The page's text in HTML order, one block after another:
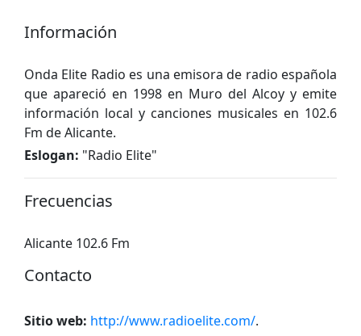
Información
Onda Elite Radio es una emisora ​​de radio española
que apareció en 1998 en Muro del Alcoy y emite
información local y canciones musicales en 102.6
Fm de Alicante.
Eslogan: "Radio Elite"
Frecuencias
Alicante 102.6 Fm
Contacto
Sitio web: http://www.radioelite.com/.